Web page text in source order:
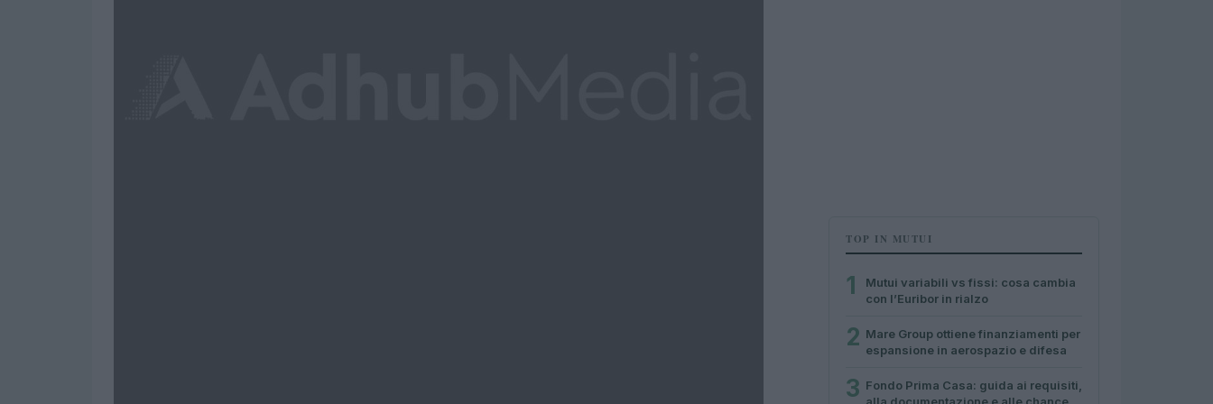
TOP IN MUTUI
1
Mutui variabili vs fissi: cosa cambia
con l’Euribor in rialzo
2 Mare Group ottiene finanziamenti per
espansione in aerospazio e difesa
3 Fondo Prima Casa: guida ai requisiti,